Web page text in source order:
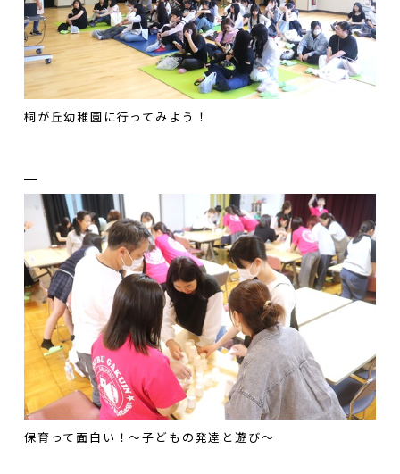
桐が丘幼稚園に行ってみよう！
保育って面白い！～子どもの発達と遊び～